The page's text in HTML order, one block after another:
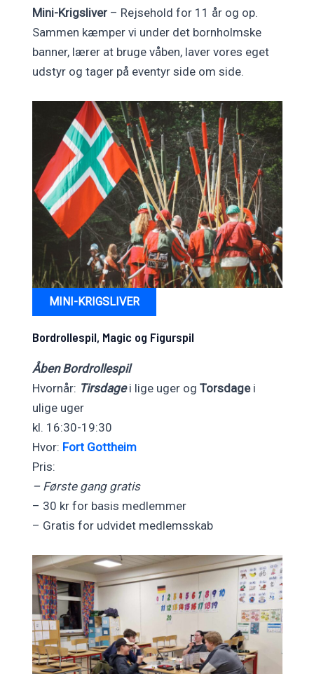
Mini-Krigsliver– Rejsehold for 11 år og op.
Sammen kæmper vi under det bornholmske
banner, lærer at bruge våben, laver vores eget
udstyr og tager på eventyr side om side.
MINI-KRIGSLIVER
Bordrollespil, Magic og Figurspil
Åben Bordrollespil
Hvornår: Tirsdagei lige uger og Torsdagei
ulige uger
kl. 16:30-19:30
Hvor: Fort Gottheim
Pris:
– Første gang gratis
– 30 kr for basis medlemmer
– Gratis for udvidet medlemsskab